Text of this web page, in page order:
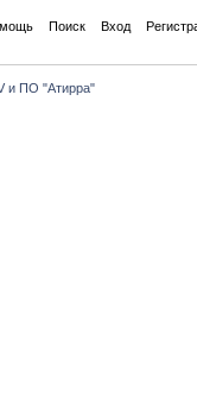
Поиск Вход
и ПО "Атирра"